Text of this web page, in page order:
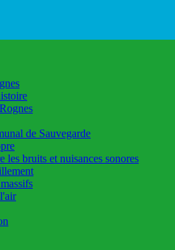
de Sauvegarde
les bruits et nuisances sonores